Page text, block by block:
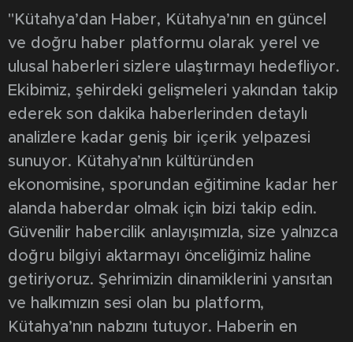
"Kütahya’dan Haber, Kütahya’nın en güncel
ve doğru haber platformu olarak yerel ve
ulusal haberleri sizlere ulaştırmayı hedefliyor.
Ekibimiz, şehirdeki gelişmeleri yakından takip
ederek son dakika haberlerinden detaylı
analizlere kadar geniş bir içerik yelpazesi
sunuyor. Kütahya’nın kültüründen
ekonomisine, sporundan eğitimine kadar her
alanda haberdar olmak için bizi takip edin.
Güvenilir habercilik anlayışımızla, size yalnızca
doğru bilgiyi aktarmayı önceliğimiz haline
getiriyoruz. Şehrimizin dinamiklerini yansıtan
ve halkımızın sesi olan bu platform,
Kütahya’nın nabzını tutuyor. Haberin en